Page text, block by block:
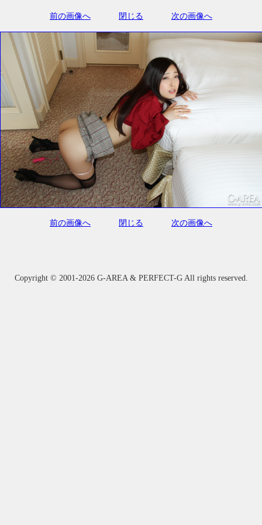
前の画像へ 閉じる 次の画像へ
前の画像へ 閉じる 次の画像へ
Copyright © 2001-2026 G-AREA & PERFECT-G All rights reserved.